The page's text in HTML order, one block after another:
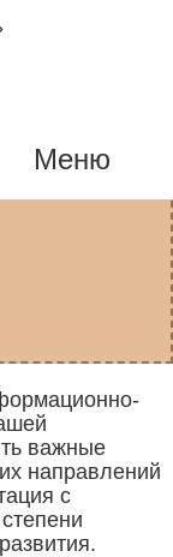
Меню
важные
направлений
с